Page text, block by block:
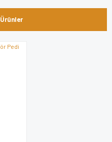
siz yapın!
Yaz
öneri formunu